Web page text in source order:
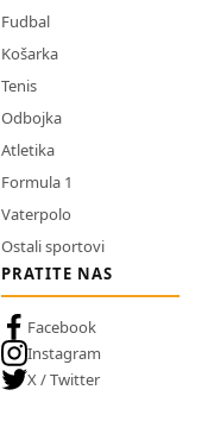
Fudbal
Košarka
Tenis
Odbojka
Atletika
Formula 1
Vaterpolo
Ostali sportovi
PRATITE NAS
Facebook
Instagram
X / Twitter